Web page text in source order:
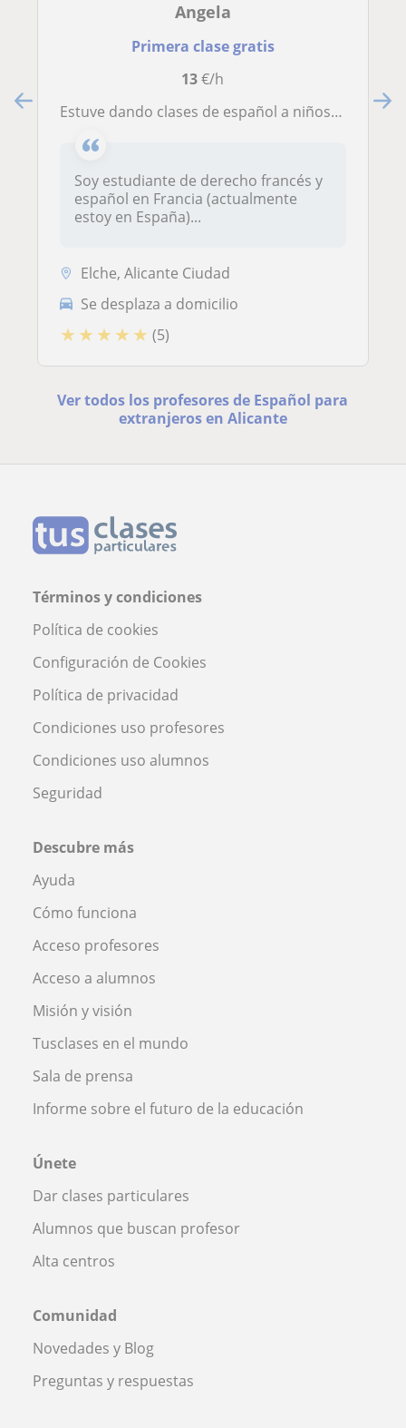
Angela
Primera clase gratis
13€/h
Estuve dando clases de español a niños franceses en Francia
Soy estudiante de derecho francés y
español en Francia (actualmente
estoy en España)...
Elche, Alicante Ciudad
Se desplaza a domicilio
★ ★ ★ ★ ★ (5)
Ver todos los profesores de Español para
extranjeros en Alicante
Términos y condiciones
Política de cookies
Configuración de Cookies
Política de privacidad
Condiciones uso profesores
Condiciones uso alumnos
Seguridad
Descubre más
Ayuda
Cómo funciona
Acceso profesores
Acceso a alumnos
Misión y visión
Tusclases en el mundo
Sala de prensa
Informe sobre el futuro de la educación
Únete
Dar clases particulares
Alumnos que buscan profesor
Alta centros
Comunidad
Novedades y Blog
Preguntas y respuestas